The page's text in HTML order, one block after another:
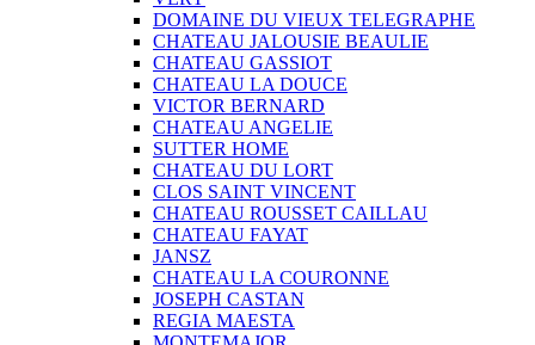
DOMAINE DU VIEUX TELEGRAPHE
CHATEAU JALOUSIE BEAULIE
CHATEAU GASSIOT
CHATEAU LA DOUCE
VICTOR BERNARD
CHATEAU ANGELIE
SUTTER HOME
CHATEAU DU LORT
CLOS SAINT VINCENT
CHATEAU ROUSSET CAILLAU
CHATEAU FAYAT
JANSZ
CHATEAU LA COURONNE
JOSEPH CASTAN
REGIA MAESTA